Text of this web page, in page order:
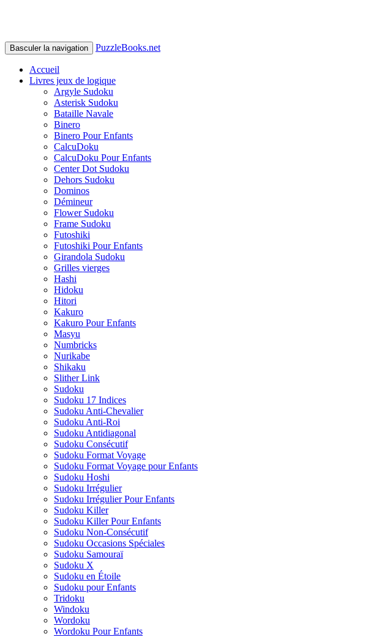
Basculer la navigation PuzzleBooks.net
Accueil
Livres jeux de logique
Argyle Sudoku
Asterisk Sudoku
Bataille Navale
Binero
Binero Pour Enfants
CalcuDoku
CalcuDoku Pour Enfants
Center Dot Sudoku
Dehors Sudoku
Dominos
Démineur
Flower Sudoku
Frame Sudoku
Futoshiki
Futoshiki Pour Enfants
Girandola Sudoku
Grilles vierges
Hashi
Hidoku
Hitori
Kakuro
Kakuro Pour Enfants
Masyu
Numbricks
Nurikabe
Shikaku
Slither Link
Sudoku
Sudoku 17 Indices
Sudoku Anti-Chevalier
Sudoku Anti-Roi
Sudoku Antidiagonal
Sudoku Consécutif
Sudoku Format Voyage
Sudoku Format Voyage pour Enfants
Sudoku Hoshi
Sudoku Irrégulier
Sudoku Irrégulier Pour Enfants
Sudoku Killer
Sudoku Killer Pour Enfants
Sudoku Non-Consécutif
Sudoku Occasions Spéciales
Sudoku Samouraï
Sudoku X
Sudoku en Étoile
Sudoku pour Enfants
Tridoku
Windoku
Wordoku
Wordoku Pour Enfants